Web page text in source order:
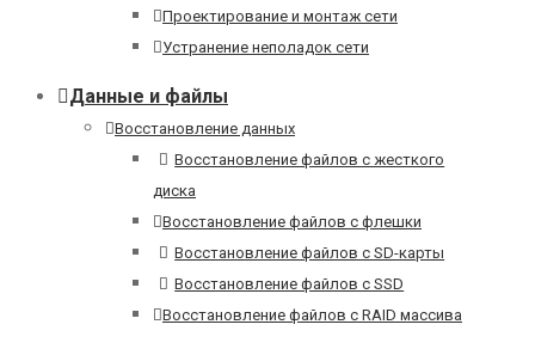
Проектирование и монтаж сети
Устранение неполадок сети
Данные и файлы
Восстановление данных
Восстановление файлов с жесткого
диска
Восстановление файлов с флешки
Восстановление файлов с SD-карты
Восстановление файлов с SSD
Восстановление файлов с RAID массива